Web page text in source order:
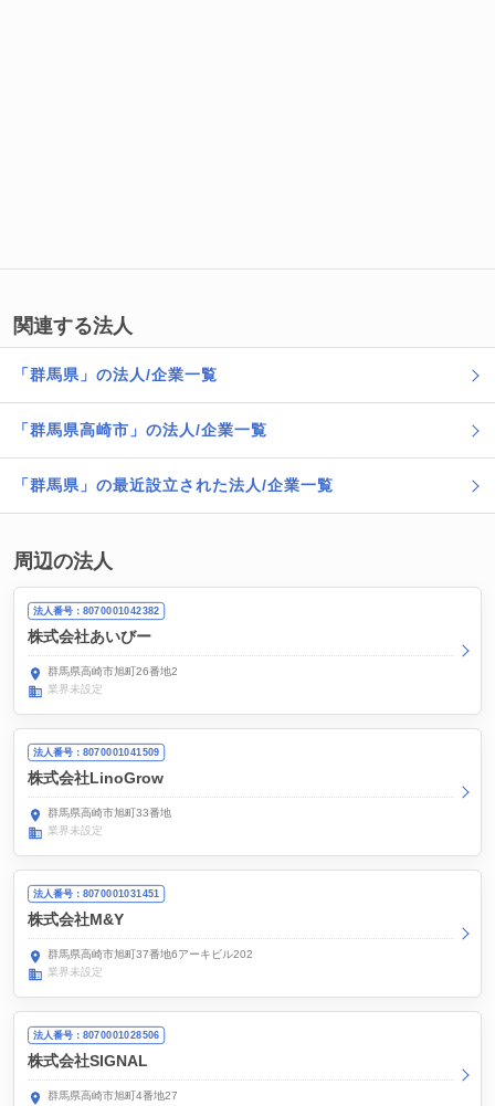
関連する法人
「群馬県」の法人/企業一覧
「群馬県高崎市」の法人/企業一覧
「群馬県」の最近設立された法人/企業一覧
周辺の法人
法人番号：8070001042382
株式会社あいびー
群馬県高崎市旭町26番地2
業界未設定
法人番号：8070001041509
株式会社LinoGrow
群馬県高崎市旭町33番地
業界未設定
法人番号：8070001031451
株式会社M&Y
群馬県高崎市旭町37番地6アーキビル202
業界未設定
法人番号：8070001028506
株式会社SIGNAL
群馬県高崎市旭町4番地27